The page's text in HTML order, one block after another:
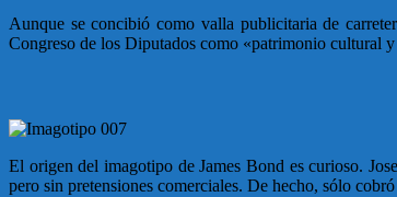
Aunque se concibió como valla publicitaria de
Congreso de los Diputados como «patrimonio cultural
El origen del imagotipo de James Bond es curioso.
pero sin pretensiones comerciales. De hecho, sólo